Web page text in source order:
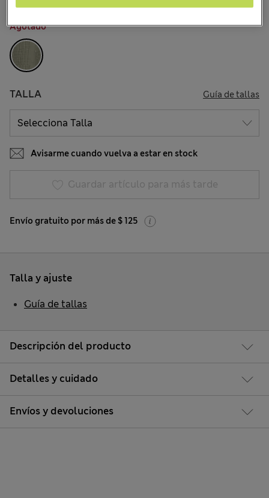
Agotado
TALLA Guía de tallas
Avisarme cuando vuelva a estar en stock
Guardar artículo para más tarde
Envío gratuito por más de $ 125
Descripción del producto
Detalles y cuidado
Envíos y devoluciones
Talla y ajuste
Guía de tallas